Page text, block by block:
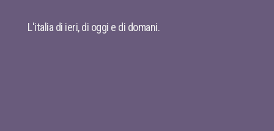
L'italia di ieri, di oggi e di domani.